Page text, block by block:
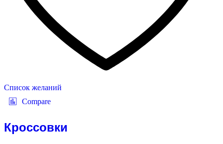
Список желаний
Compare
Кроссовки